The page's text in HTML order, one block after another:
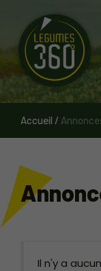
Accueil /
Il n'y a